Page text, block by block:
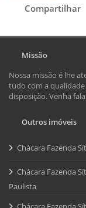
Compartilhar
Missão
Nossa missão é lhe
tudo com a qualidade
disposição. Venha
Outros imóveis
Chácara Fazenda
Chácara Fazenda
Paulista